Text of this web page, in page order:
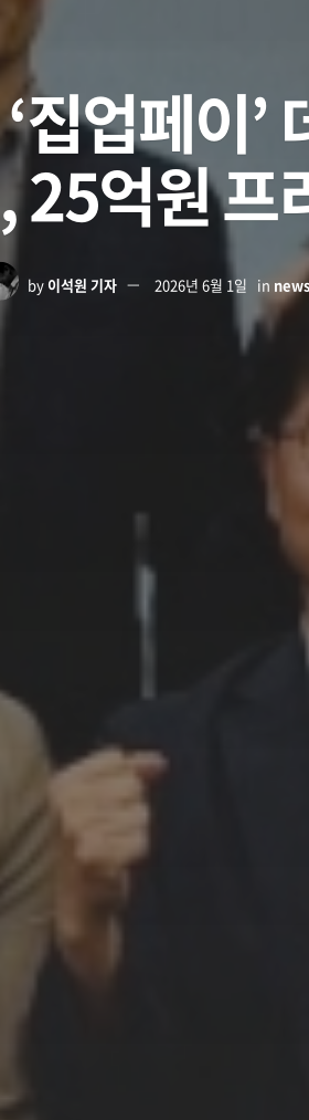
업페이’
25억원 프
by 이석원 기자 2026년 6월 1일 in news